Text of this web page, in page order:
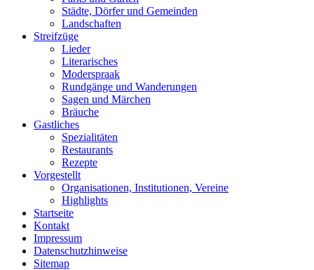
Städte, Dörfer und Gemeinden
Landschaften
Streifzüge
Lieder
Literarisches
Moderspraak
Rundgänge und Wanderungen
Sagen und Märchen
Bräuche
Gastliches
Spezialitäten
Restaurants
Rezepte
Vorgestellt
Organisationen, Institutionen, Vereine
Highlights
Startseite
Kontakt
Impressum
Datenschutzhinweise
Sitemap